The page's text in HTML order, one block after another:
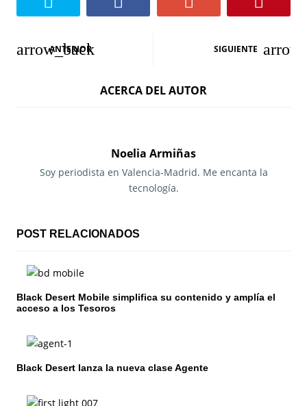
N
i
n
d
e
e
ANTERIOR SIGUIENTE
ACERCA DEL AUTOR
Noelia Armiñas
Soy periodista en Valencia-Madrid. Me encanta la
tecnología.
POST RELACIONADOS
Black Desert Mobile simplifica su contenido y amplía el
acceso a los Tesoros
Black Desert lanza la nueva clase Agente